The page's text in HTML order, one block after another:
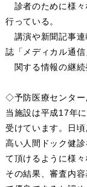
診者のために様々
行っている。
講演や新聞記事連
誌「メディカル通
関する情報の継続
◇予防医療センタ
当施設は平成17年
受けています。日
高い人間ドック健
て頂けるように様々
その結果、審査内